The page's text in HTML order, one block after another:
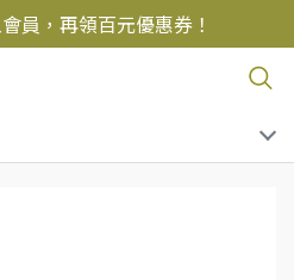
員，再領百元優惠券！